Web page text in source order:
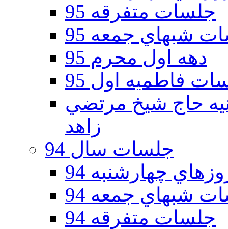
جلسات متفرقه 95
شبهاي جمعه 95
دهه اول محرم 95
فاطمیه اول 95
دوم 95 - حسينيه حاج شيخ مرتضي
زاهد
جلسات سال 94
چهارشنبه 94
شبهاي جمعه 94
جلسات متفرقه 94